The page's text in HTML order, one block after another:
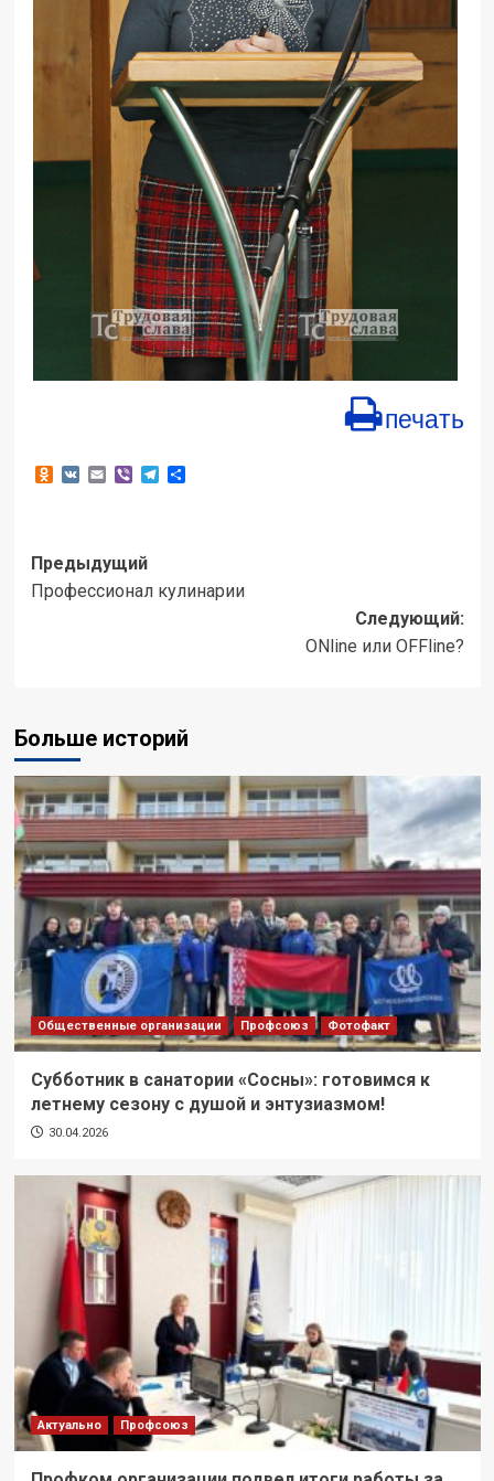
печать
Odnoklassniki
VKEmailViberTelegram
Отправить
Навигация
записи
Предыдущий
Профессионал кулинарии
Следующий:
ONline или OFFline?
Больше историй
Общественные организации Профсоюз Фотофакт
Субботник в санатории «Сосны»: готовимся к
летнему сезону с душой и энтузиазмом!
30.04.2026
Актуально Профсоюз